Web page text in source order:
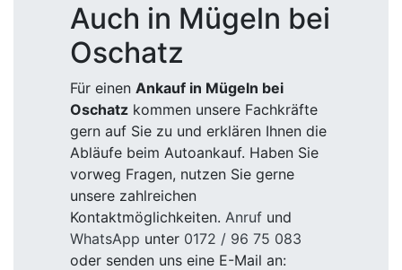
Auch in Mügeln bei
Oschatz
Für einen Ankauf in Mügeln bei
Oschatz kommen unsere Fachkräfte
gern auf Sie zu und erklären Ihnen die
Abläufe beim Autoankauf. Haben Sie
vorweg Fragen, nutzen Sie gerne
unsere zahlreichen
Kontaktmöglichkeiten. Anruf und
WhatsApp unter 0172 / 96 75 083
oder senden uns eine E-Mail an: